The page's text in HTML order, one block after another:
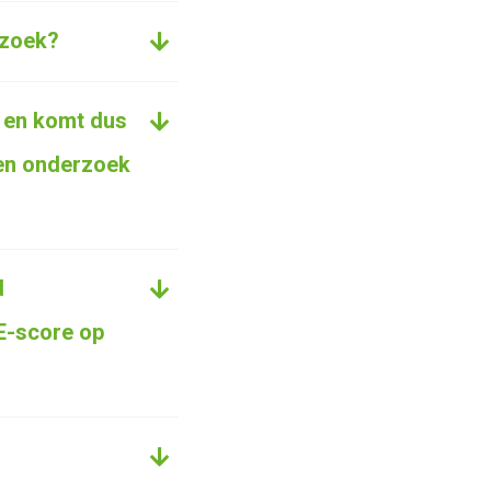
komt dus
onderzoek
score op